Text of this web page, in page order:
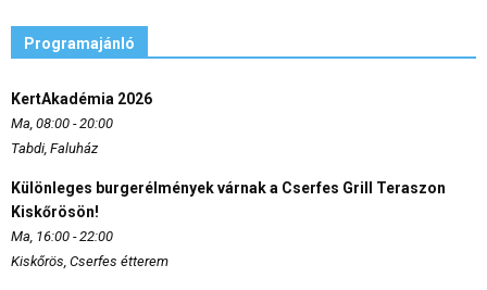
Programajánló
KertAkadémia 2026
Ma, 08:00 - 20:00
Tabdi, Faluház
Különleges burgerélmények várnak a Cserfes Grill Teraszon
Kiskőrösön!
Ma, 16:00 - 22:00
Kiskőrös, Cserfes étterem